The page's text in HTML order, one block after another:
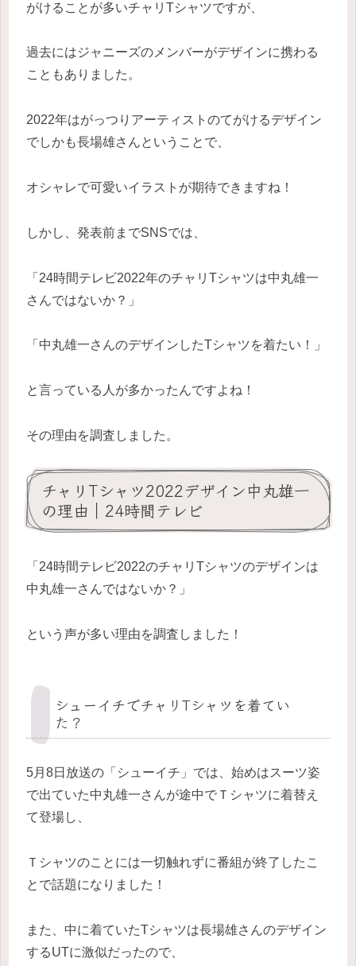
がけることが多いチャリTシャツですが、
過去にはジャニーズのメンバーがデザインに携わる
こともありました。
2022年はがっつりアーティストのてがけるデザイン
でしかも長場雄さんということで、
オシャレで可愛いイラストが期待できますね！
しかし、発表前までSNSでは、
「24時間テレビ2022年のチャリTシャツは中丸雄一
さんではないか？」
「中丸雄一さんのデザインしたTシャツを着たい！」
と言っている人が多かったんですよね！
その理由を調査しました。
チャリTシャツ2022デザイン中丸雄一
の理由｜24時間テレビ
「24時間テレビ2022のチャリTシャツのデザインは
中丸雄一さんではないか？」
という声が多い理由を調査しました！
シューイチでチャリTシャツを着てい
た？
5月8日放送の「シューイチ」では、始めはスーツ姿
で出ていた中丸雄一さんが途中でＴシャツに着替え
て登場し、
Ｔシャツのことには一切触れずに番組が終了したこ
とで話題になりました！
また、中に着ていたTシャツは長場雄さんのデザイン
するUTに激似だったので、